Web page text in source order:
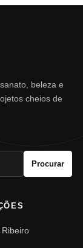
beleza e
cheios de
Procurar
Ribeiro